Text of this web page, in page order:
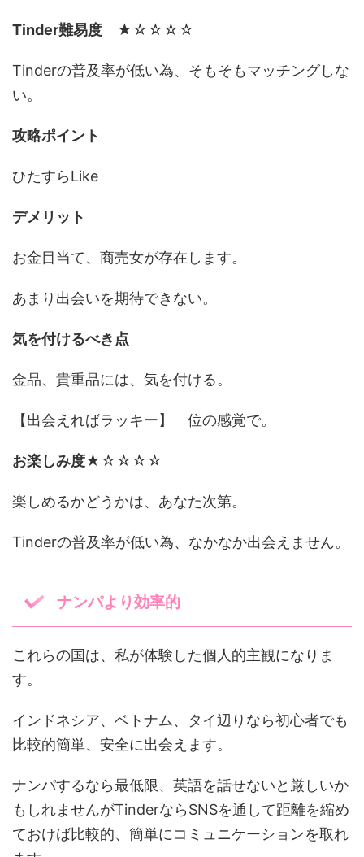
Tinder難易度 ★☆☆☆☆
Tinderの普及率が低い為、そもそもマッチングしな
い。
攻略ポイント
ひたすらLike
デメリット
お金目当て、商売女が存在します。
あまり出会いを期待できない。
気を付けるべき点
金品、貴重品には、気を付ける。
【出会えればラッキー】 位の感覚で。
お楽しみ度★☆☆☆☆
楽しめるかどうかは、あなた次第。
Tinderの普及率が低い為、なかなか出会えません。
ナンパより効率的
これらの国は、私が体験した個人的主観になりま
す。
インドネシア、ベトナム、タイ辺りなら初心者でも
比較的簡単、安全に出会えます。
ナンパするなら最低限、英語を話せないと厳しいか
もしれませんがTinderならSNSを通して距離を縮め
ておけば比較的、簡単にコミュニケーションを取れ